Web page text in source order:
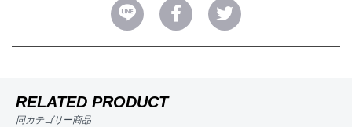
RELATED PRODUCT
同カテゴリー商品